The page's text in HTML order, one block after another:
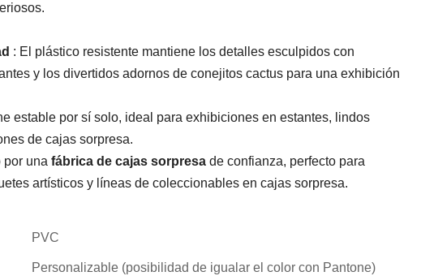
: El plástico resistente mantiene los detalles esculpidos con
y los divertidos adornos de conejitos cactus para una exhibición
estable por sí solo, ideal para exhibiciones en estantes, lindos
de cajas sorpresa.
por unafábrica de cajas sorpresa de confianza, perfecto para
artísticos y líneas de coleccionables en cajas sorpresa.
PVC
Personalizable (posibilidad de igualar el color con Pantone)